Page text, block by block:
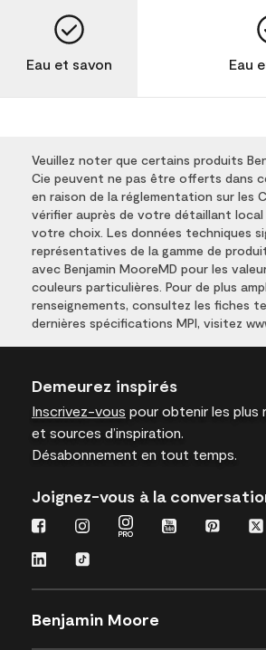
Eau et savon Eau
Veuillez noter que certains produits
Cie peuvent ne pas être offerts dans
en raison de la réglementation sur les
vérifier auprès de votre détaillant
votre choix. Les données techniques
représentatives de la gamme de
avec Benjamin MooreMD pour les
couleurs particulières. Pour de plus
renseignements, consultez les fiches
dernières spécifications MPI, visitez
Demeurez inspirés
Inscrivez-vous pour obtenir les plus
et sources d’inspiration.
Désabonnement en tout temps.
Joignez-vous à la
Benjamin Moore